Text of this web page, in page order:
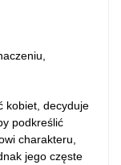
kobiet, decyduje
podkreślić
charakteru,
jego częste